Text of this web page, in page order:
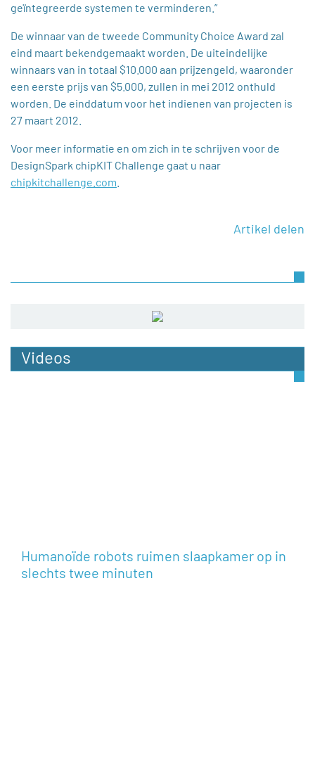
geïntegreerde systemen te verminderen.”
De winnaar van de tweede Community Choice Award zal
eind maart bekendgemaakt worden. De uiteindelijke
winnaars van in totaal $10.000 aan prijzengeld, waaronder
een eerste prijs van $5.000, zullen in mei 2012 onthuld
worden. De einddatum voor het indienen van projecten is
27 maart 2012.
Voor meer informatie en om zich in te schrijven voor de
DesignSpark chipKIT Challenge gaat u naar
chipkitchallenge.com
Artikel delen
Videos
Humanoïde robots ruimen slaapkamer op in
slechts twee minuten